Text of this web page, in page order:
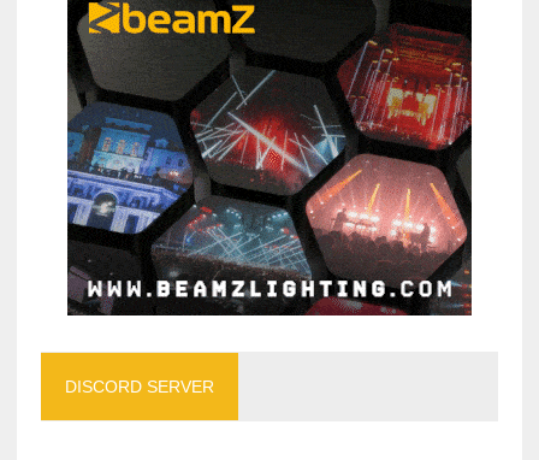
DISCORD SERVER